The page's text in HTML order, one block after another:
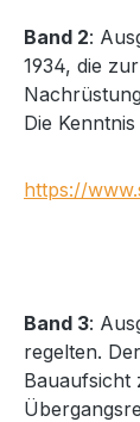
Band 2:
1934, die
Die
https://
Band 3:
regelten.
Bauaufsicht